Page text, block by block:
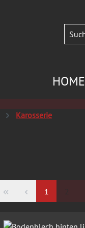
HOME
Karosserie
Seite
1